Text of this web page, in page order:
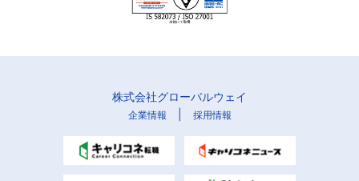
株式会社グローバルウェイ
企業情報 採用情報